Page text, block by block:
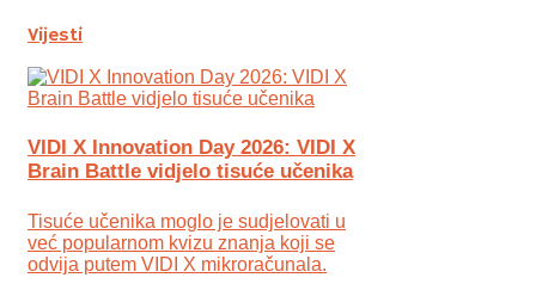
Vijesti
VIDI X Innovation Day 2026: VIDI X
Brain Battle vidjelo tisuće učenika
Tisuće učenika moglo je sudjelovati u
već popularnom kvizu znanja koji se
odvija putem VIDI X mikroračunala.